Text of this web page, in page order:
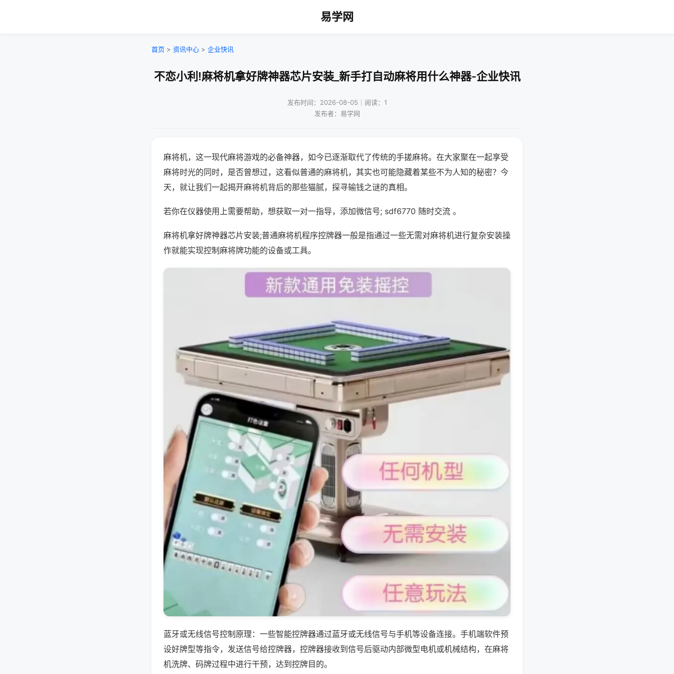
易学网
首页 > 资讯中心 > 企业快讯
不恋小利!麻将机拿好牌神器芯片安装_新手打自动麻将用什么神器-企业快讯
发布时间：2026-08-05｜阅读：1
发布者：易学网
麻将机，这一现代麻将游戏的必备神器，如今已逐渐取代了传统的手搓麻将。在大家聚在一起享受
麻将时光的同时，是否曾想过，这看似普通的麻将机，其实也可能隐藏着某些不为人知的秘密？今
天，就让我们一起揭开麻将机背后的那些猫腻，探寻输钱之谜的真相。
若你在仪器使用上需要帮助，想获取一对一指导，添加微信号; sdf6770 随时交流 。
麻将机拿好牌神器芯片安装;普通麻将机程序控牌器一般是指通过一些无需对麻将机进行复杂安装操
作就能实现控制麻将牌功能的设备或工具。
蓝牙或无线信号控制原理：一些智能控牌器通过蓝牙或无线信号与手机等设备连接。手机端软件预
设好牌型等指令，发送信号给控牌器，控牌器接收到信号后驱动内部微型电机或机械结构，在麻将
机洗牌、码牌过程中进行干预，达到控牌目的。